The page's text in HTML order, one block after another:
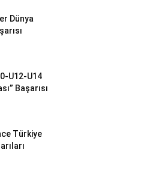
Dünya
U12-U14
Başarısı
Türkiye